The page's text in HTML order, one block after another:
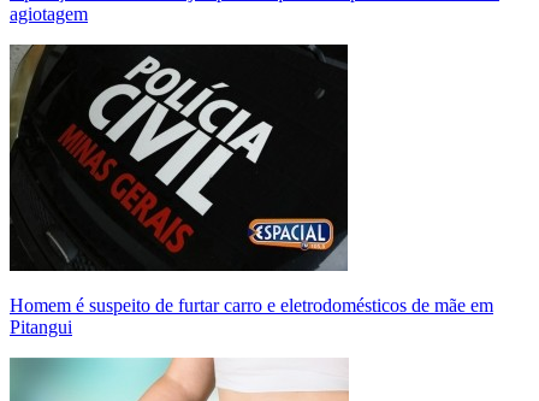
agiotagem
Homem é suspeito de furtar carro e eletrodomésticos de mãe em
Pitangui